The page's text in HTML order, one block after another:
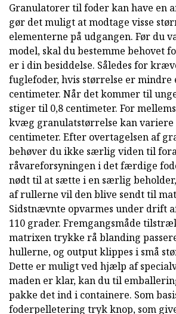
Granulatorer til foder kan have en
gør det muligt at modtage visse
elementerne på udgangen. Før du
model, skal du bestemme behovet
er i din besiddelse. Således for
fuglefoder, hvis størrelse er mindre
centimeter. Når det kommer til
stiger til 0,8 centimeter. For
kvæg granulatstørrelse kan variere
centimeter. Efter overtagelsen af
behøver du ikke særlig viden til
råvareforsyningen i det færdige
nødt til at sætte i en særlig
af rullerne vil den blive sendt til
Sidstnævnte opvarmes under drift
110 grader. Fremgangsmåde
matrixen trykke rå blanding
hullerne, og output klippes i små
Dette er muligt ved hjælp af
maden er klar, kan du til
pakke det ind i containere. Som
foderpelletering tryk knop, som